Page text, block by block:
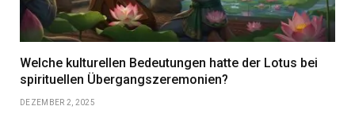
Welche kulturellen Bedeutungen hatte der Lotus bei
spirituellen Übergangszeremonien?
DEZEMBER 2, 2025